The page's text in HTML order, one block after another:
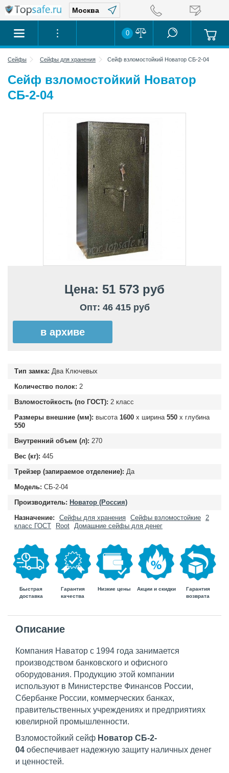
0
Сейфы Сейфы для хранения Сейф взломостойкий Новатор СБ-2-04
Сейф взломостойкий Новатор
СБ-2-04
Цена: 51 573 руб
Опт: 46 415 руб
в архиве
Тип замка: Два Ключевых
Количество полок: 2
Взломостойкость (по ГОСТ): 2 класс
Размеры внешние (мм): высота 1600 х ширина 550 х глубина
550
Внутренний объем (л): 270
Вес (кг): 445
Трейзер (запираемое отделение): Да
Модель: СБ-2-04
Производитель: Новатор (Россия)
Назначение:
Сейфы для хранения Сейфы взломостойкие
2
класс ГОСТ
Root Домашние сейфы для денег
Быстрая
доставка
Гарантия
качества
Низкие цены Акции и скидки
Гарантия
возврата
Описание
Компания Наватор с 1994 года занимается
производством банковского и офисного
оборудования. Продукцию этой компании
используют в Министерстве Финансов России,
Сбербанке России, коммерческих банках,
правительственных учреждениях и предприятиях
ювелирной промышленности.
Взломостойкий сейф Новатор СБ-2-
04 обеспечивает надежную защиту наличных денег
и ценностей.